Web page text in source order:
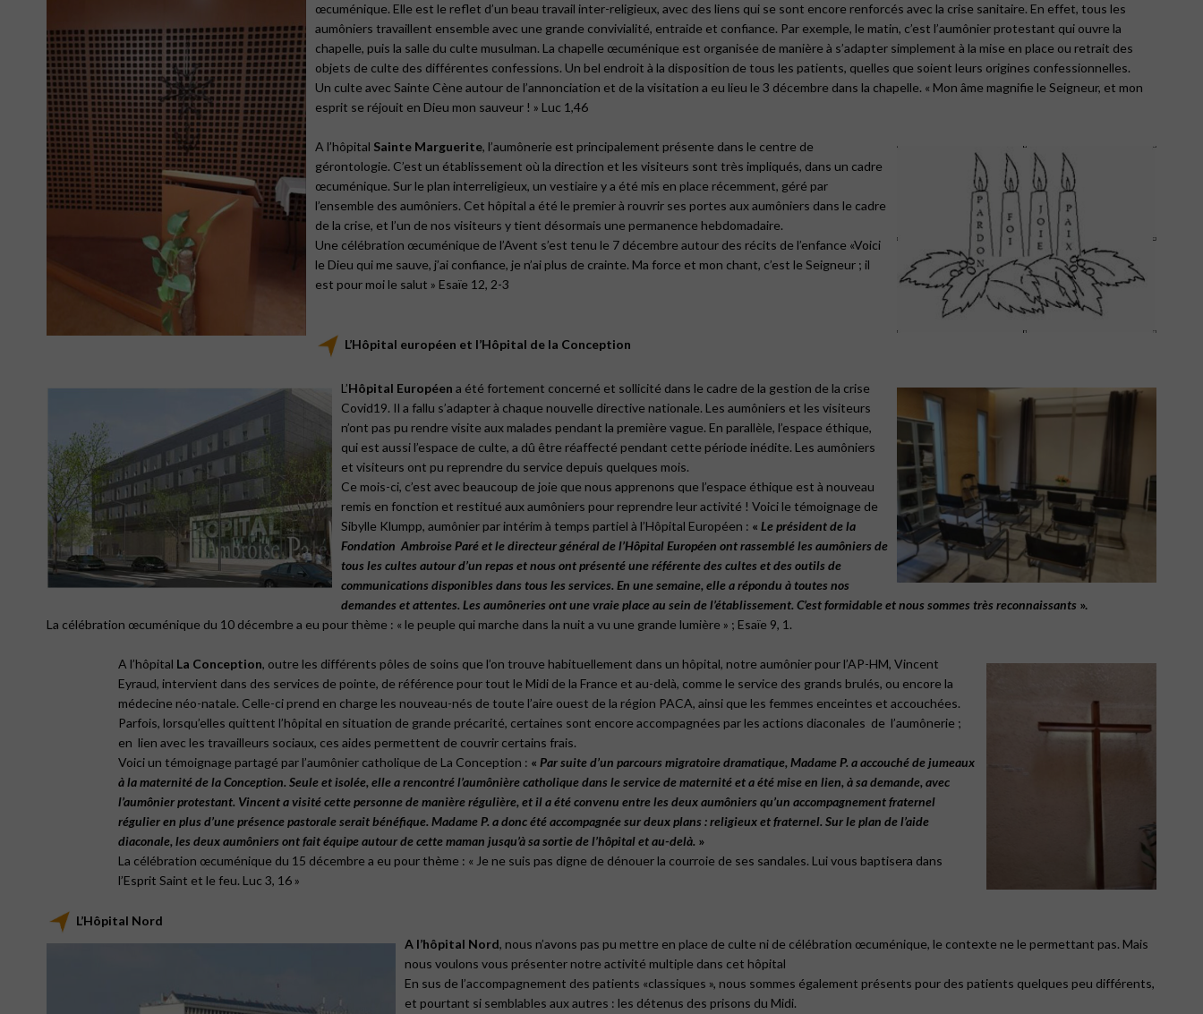
œcuménique. Elle est le reflet d’un beau travail inter-religieux, avec des liens qui se sont encore renforcés avec la crise sanitaire. En effet, tous les
aumôniers travaillent ensemble avec une grande convivialité, entraide et confiance. Par exemple, le matin, c’est l’aumônier protestant qui ouvre la
chapelle, puis la salle du culte musulman. La chapelle œcuménique est organisée de manière à s’adapter simplement à la mise en place ou retrait des
objets de culte des différentes confessions. Un bel endroit à la disposition de tous les patients, quelles que soient leurs origines confessionnelles.
Un culte avec Sainte Cène autour de l’annonciation et de la visitation a eu lieu le 3 décembre dans la chapelle. « Mon âme magnifie le Seigneur, et mon
esprit se réjouit en Dieu mon sauveur ! » Luc 1,46
A l’hôpital Sainte Marguerite, l’aumônerie est principalement présente dans le centre de
gérontologie. C’est un établissement où la direction et les visiteurs sont très impliqués, dans un cadre
œcuménique. Sur le plan interreligieux, un vestiaire y a été mis en place récemment, géré par
l’ensemble des aumôniers. Cet hôpital a été le premier à rouvrir ses portes aux aumôniers dans le cadre
de la crise, et l’un de nos visiteurs y tient désormais une permanence hebdomadaire.
Une célébration œcuménique de l’Avent s’est tenu le 7 décembre autour des récits de l’enfance «Voici
le Dieu qui me sauve, j’ai confiance, je n’ai plus de crainte. Ma force et mon chant, c’est le Seigneur ; il
est pour moi le salut » Esaïe 12, 2-3
L’Hôpital européen et l’Hôpital de la Conception
L’Hôpital Européen a été fortement concerné et sollicité dans le cadre de la gestion de la crise
Covid19. Il a fallu s’adapter à chaque nouvelle directive nationale. Les aumôniers et les visiteurs
n’ont pas pu rendre visite aux malades pendant la première vague. En parallèle, l’espace éthique,
qui est aussi l’espace de culte, a dû être réaffecté pendant cette période inédite. Les aumôniers
et visiteurs ont pu reprendre du service depuis quelques mois.
Ce mois-ci, c’est avec beaucoup de joie que nous apprenons que l’espace éthique est à nouveau
remis en fonction et restitué aux aumôniers pour reprendre leur activité ! Voici le témoignage de
Sibylle Klumpp, aumônier par intérim à temps partiel à l’Hôpital Européen : « Leprésidentdela
Fondation AmbroiseParéetledirecteurgénéraldel’HôpitalEuropéen ontrassembléles aumôniers de
tous les cultes autourd’un repas etnous ont présentéuneréférentedes cultes et des outils de
communications disponibles dans tous les services. En unesemaine, ellearépondu àtoutes nos
demandes etattentes. Les aumôneries ontunevraieplaceau sein del’établissement. C’estformidableetnous sommes très reconnaissants ».
La célébration œcuménique du 10 décembre a eu pour thème : « le peuple qui marche dans la nuit a vu une grande lumière » ; Esaïe 9, 1.
A l’hôpital La Conception, outre les différents pôles de soins que l’on trouve habituellement dans un hôpital, notre aumônier pour l’AP-HM, Vincent
Eyraud, intervient dans des services de pointe, de référence pour tout le Midi de la France et au-delà, comme le service des grands brulés, ou encore la
médecine néo-natale. Celle-ci prend en charge les nouveau-nés de toute l’aire ouest de la région PACA, ainsi que les femmes enceintes et accouchées.
Parfois, lorsqu’elles quittent l’hôpital en situation de grande précarité, certaines sont encore accompagnées par les actions diaconales de l’aumônerie ;
en lien avec les travailleurs sociaux, ces aides permettent de couvrir certains frais.
Voici un témoignage partagé par l’aumônier catholique de La Conception : « Parsuited’un parcours migratoiredramatique, MadameP. aaccouchédejumeaux
àlamaternitédelaConception. Seuleetisolée, ellearencontrél’aumônièrecatholiquedans leservicedematernitéetaétémiseen lien, àsademande, avec
l’aumônierprotestant. Vincentavisitécettepersonnedemanièrerégulière, etilaétéconvenu entreles deuxaumôniers qu’un accompagnementfraternel
régulieren plus d’uneprésencepastoraleseraitbénéfique. MadameP. adoncétéaccompagnéesurdeuxplans :religieuxetfraternel. Surleplan del’aide
diaconale, les deuxaumôniers ontfaitéquipeautourdecettemaman jusqu’àsasortiedel’hôpitaletau-delà. »
La célébration œcuménique du 15 décembre a eu pour thème : « Je ne suis pas digne de dénouer la courroie de ses sandales. Lui vous baptisera dans
l’Esprit Saint et le feu. Luc 3, 16 »
L’Hôpital Nord
A l’hôpital Nord, nous n’avons pas pu mettre en place de culte ni de célébration œcuménique, le contexte ne le permettant pas. Mais
nous voulons vous présenter notre activité multiple dans cet hôpital
En sus de l’accompagnement des patients «classiques », nous sommes également présents pour des patients quelques peu différents,
et pourtant si semblables aux autres : les détenus des prisons du Midi.